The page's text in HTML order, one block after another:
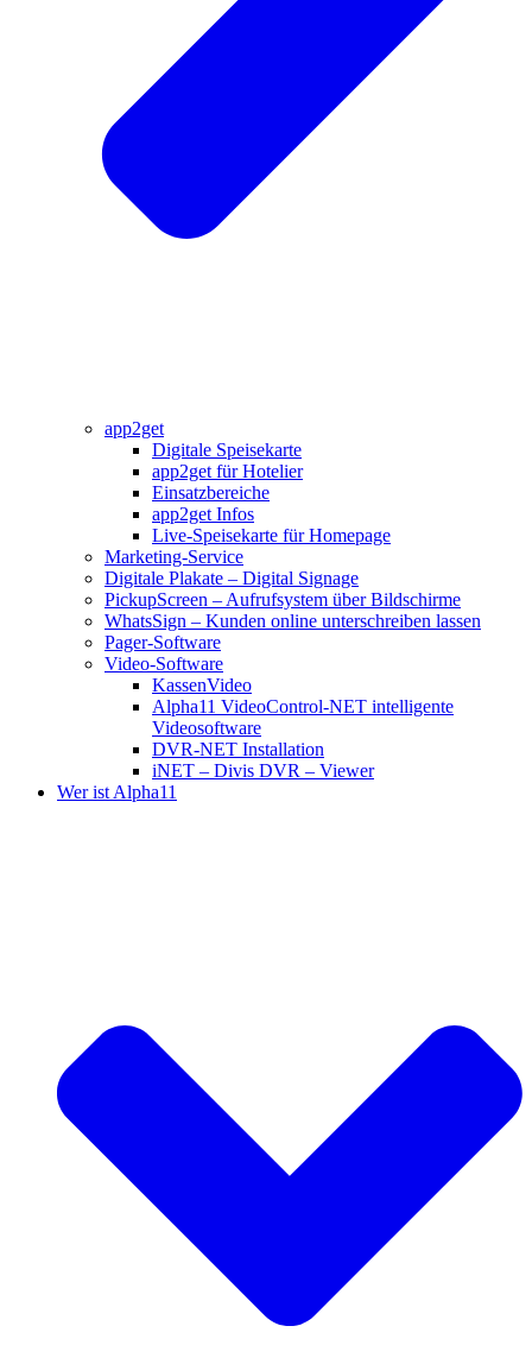
app2get
Digitale Speisekarte
app2get für Hotelier
Einsatzbereiche
app2get Infos
Live-Speisekarte für Homepage
Marketing-Service
Digitale Plakate – Digital Signage
PickupScreen – Aufrufsystem über Bildschirme
WhatsSign – Kunden online unterschreiben lassen
Pager-Software
Video-Software
KassenVideo
Alpha11 VideoControl-NET intelligente
Videosoftware
DVR-NET Installation
iNET – Divis DVR – Viewer
Wer ist Alpha11